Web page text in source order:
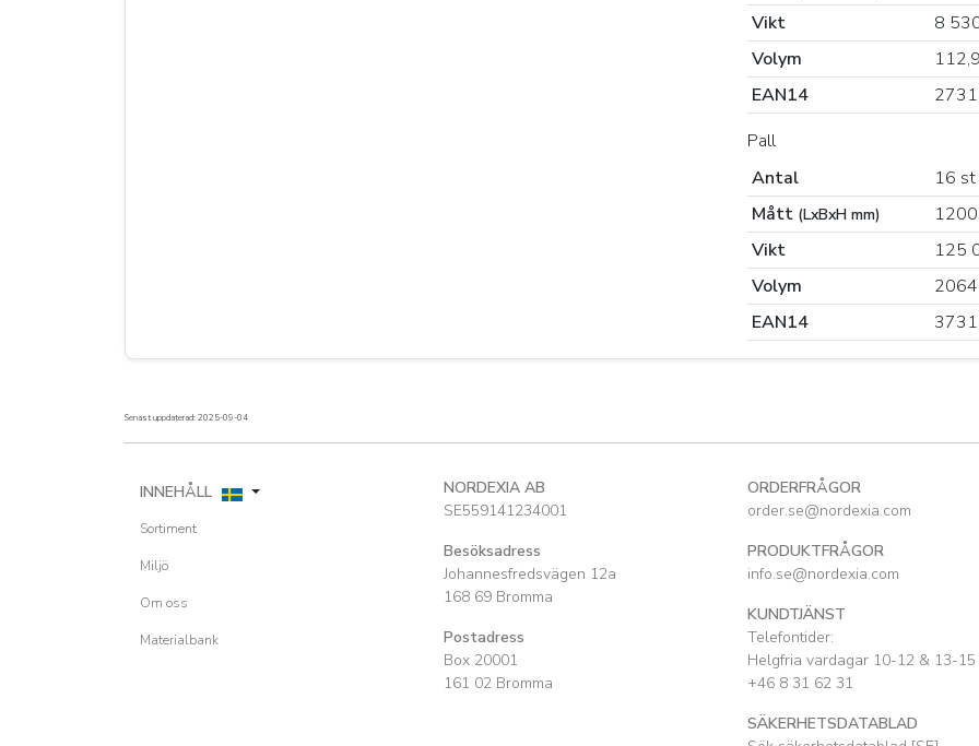
Vikt
8
Volym
EAN14
Pall
Antal
16 st
Mått (LxBxH mm)
Vikt
125
Volym
2064
EAN14
Senast uppdaterad: 2025-09-04
INNEHÅLL
Sortiment
Miljö
Om oss
Materialbank
NORDEXIA AB
SE559141234001
Besöksadress
Johannesfredsvägen 12a
168 69 Bromma
Postadress
Box 20001
161 02 Bromma
ORDERFRÅGOR
order.se@nordexia.com
PRODUKTFRÅGOR
info.se@nordexia.com
KUNDTJÄNST
Telefontider:
Helgfria vardagar 10-12 & 13-15
+46 8 31 62 31
SÄKERHETSDATABLAD